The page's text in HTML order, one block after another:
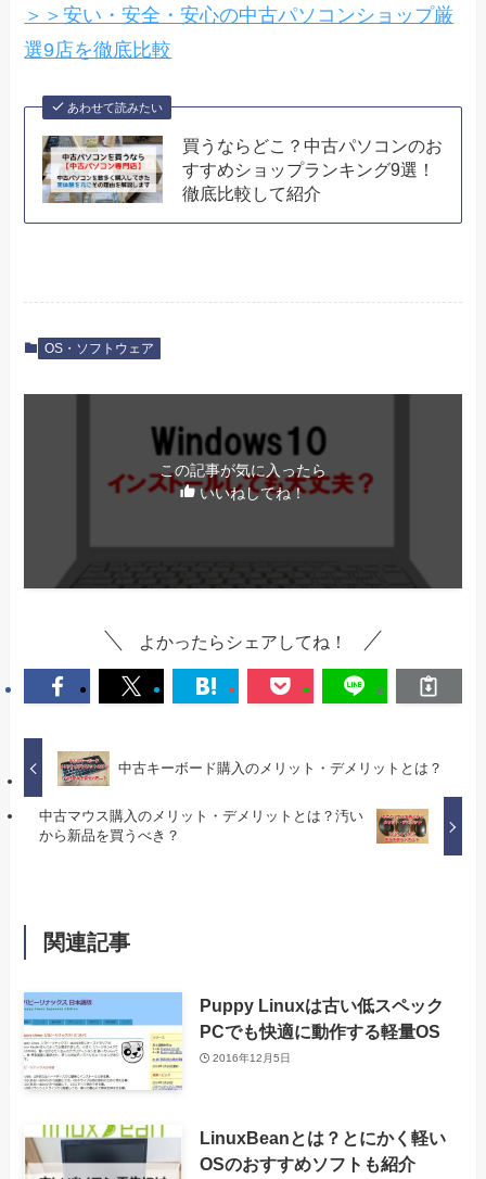
＞＞安い・安全・安心の中古パソコンショップ厳
選9店を徹底比較
あわせて読みたい
買うならどこ？中古パソコンのお
すすめショップランキング9選！
徹底比較して紹介
OS・ソフトウェア
この記事が気に入ったら
いいねしてね！
よかったらシェアしてね！
中古キーボード購入のメリット・デメリットとは？
中古マウス購入のメリット・デメリットとは？汚い
から新品を買うべき？
関連記事
Puppy Linuxは古い低スペック
PCでも快適に動作する軽量OS
2016年12月5日
LinuxBeanとは？とにかく軽い
OSのおすすめソフトも紹介